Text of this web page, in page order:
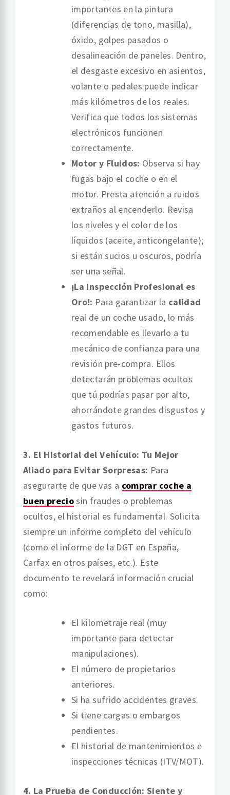
importantes en la pintura
(diferencias de tono, masilla),
óxido, golpes pasados o
desalineación de paneles. Dentro,
el desgaste excesivo en asientos,
volante o pedales puede indicar
más kilómetros de los reales.
Verifica que todos los sistemas
electrónicos funcionen
correctamente.
Motor y Fluidos: Observa si hay
fugas bajo el coche o en el
motor. Presta atención a ruidos
extraños al encenderlo. Revisa
los niveles y el color de los
líquidos (aceite, anticongelante);
si están sucios u oscuros, podría
ser una señal.
¡La Inspección Profesional es
Oro!: Para garantizar la calidad
real de un coche usado, lo más
recomendable es llevarlo a tu
mecánico de confianza para una
revisión pre-compra. Ellos
detectarán problemas ocultos
que tú podrías pasar por alto,
ahorrándote grandes disgustos y
gastos futuros.
3. El Historial del Vehículo: Tu Mejor
Aliado para Evitar Sorpresas: Para
asegurarte de que vas a comprar coche a
buen preciosin fraudes o problemas
ocultos, el historial es fundamental. Solicita
siempre un informe completo del vehículo
(como el informe de la DGT en España,
Carfax en otros países, etc.). Este
documento te revelará información crucial
como:
El kilometraje real (muy
importante para detectar
manipulaciones).
El número de propietarios
anteriores.
Si ha sufrido accidentes graves.
Si tiene cargas o embargos
pendientes.
El historial de mantenimientos e
inspecciones técnicas (ITV/MOT).
4. La Prueba de Conducción: Siente y